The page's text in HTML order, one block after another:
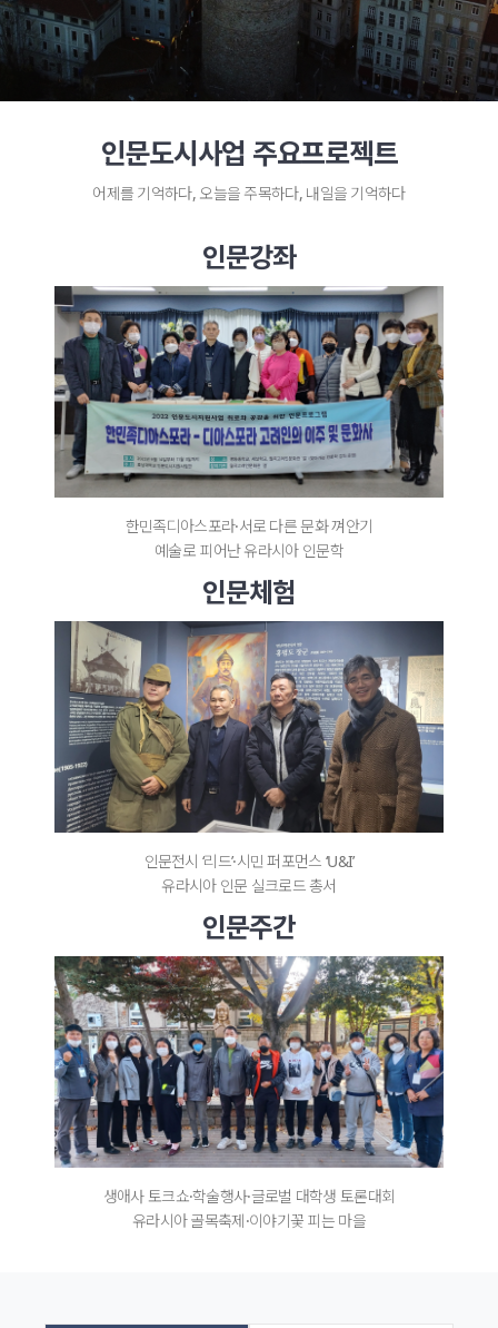
인문도시사업 주요프로젝트
어제를 기억하다, 오늘을 주목하다, 내일을 기억하다
인문강좌
한민족디아스포라·서로 다른 문화 껴안기
예술로 피어난 유라시아 인문학
인문체험
인문전시 ‘리드’·시민 퍼포먼스 ‘U&I’
유라시아 인문 실크로드 총서
인문주간
생애사 토크쇼·학술행사·글로벌 대학생 토론대회
유라시아 골목축제·이야기꽃 피는 마을